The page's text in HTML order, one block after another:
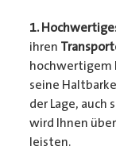
1.
ihren
hochwertigem
seine
der Lage, auch
wird Ihnen
leisten.